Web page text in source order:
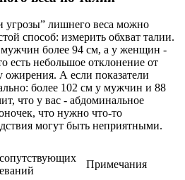
угрозы” лишнего веса можно
способ: измерить обхват талии.
более 94 см, а у женщин -
есть небольшое отклонение от
ожирения. А если показатели
более 102 см у мужчин и 88
что у вас - абдоминальное
что нужно что-то
могут быть неприятными.
Примечания